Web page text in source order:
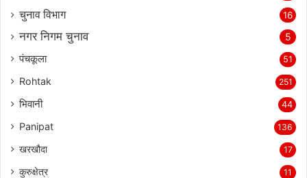
चुनाव विभाग 16
नगर निगम चुनाव 5
पंचकूला 51
Rohtak 251
भिवानी 44
Panipat 136
खरखौदा 17
कुरुक्षेत्र 11